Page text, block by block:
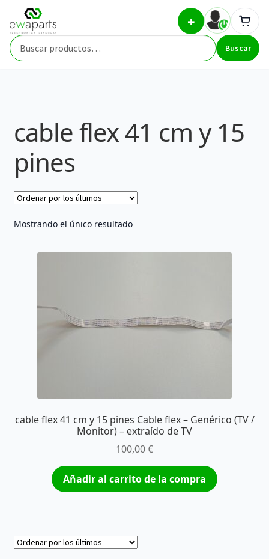
navegación
contenido
Buscar
por:
Buscar
+
Inicio cable flex 41 cm y 15 pines
cable flex 41 cm y 15
pines
Mostrando el único resultado
cable flex 41 cm y 15 pines Cable flex – Genérico (TV /
Monitor) – extraído de TV
100,00€
Añadir al carrito de la compra